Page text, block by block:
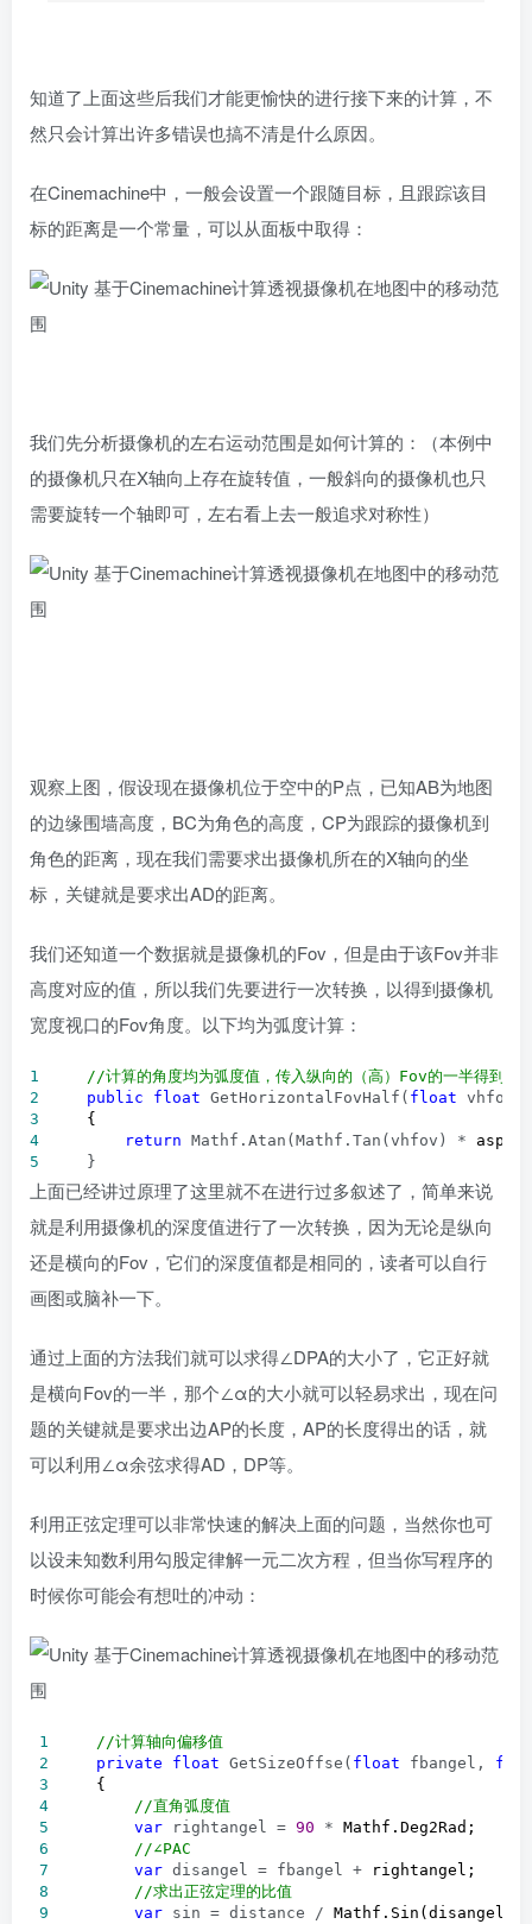
知道了上面这些后我们才能更愉快的进行接下来的计算，不
然只会计算出许多错误也搞不清是什么原因。
在Cinemachine中，一般会设置一个跟随目标，且跟踪该目
标的距离是一个常量，可以从面板中取得：
我们先分析摄像机的左右运动范围是如何计算的：（本例中
的摄像机只在X轴向上存在旋转值，一般斜向的摄像机也只
需要旋转一个轴即可，左右看上去一般追求对称性）
观察上图，假设现在摄像机位于空中的P点，已知AB为地图
的边缘围墙高度，BC为角色的高度，CP为跟踪的摄像机到
角色的距离，现在我们需要求出摄像机所在的X轴向的坐
标，关键就是要求出AD的距离。
我们还知道一个数据就是摄像机的Fov，但是由于该Fov并非
高度对应的值，所以我们先要进行一次转换，以得到摄像机
宽度视口的Fov角度。以下均为弧度计算：
1 //计算的角度均为弧度值，传入纵向的（高）Fov的一半得到横
2
public float GetHorizontalFovHalf( float vhfov,
3
4
return Mathf.Atan(Mathf.Tan(vhfov) *
5
     }
上面已经讲过原理了这里就不在进行过多叙述了，简单来说
就是利用摄像机的深度值进行了一次转换，因为无论是纵向
还是横向的Fov，它们的深度值都是相同的，读者可以自行
画图或脑补一下。
通过上面的方法我们就可以求得∠DPA的大小了，它正好就
是横向Fov的一半，那个∠α的大小就可以轻易求出，现在问
题的关键就是要求出边AP的长度，AP的长度得出的话，就
可以利用∠α余弦求得AD，DP等。
利用正弦定理可以非常快速的解决上面的问题，当然你也可
以设未知数利用勾股定律解一元二次方程，但当你写程序的
时候你可能会有想吐的冲动：
1 //计算轴向偏移值
2
private float GetSizeOffse( float fbangel,
3
4
//直角弧度值
5
var rightangel = 90 *
6
//∠PAC
7
var disangel = fbangel +
8
//求出正弦定理的比值
9
var sin = distance /